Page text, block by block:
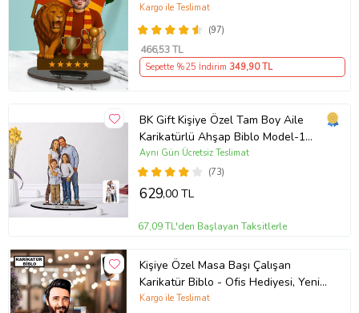
(97)
Kargo ile Teslimat
466,53 TL
Sepette %25 İndirim 349,90 TL
BK Gift Kişiye Özel Tam Boy Aile
Karikatürlü Ahşap Biblo Model-1
(Beyaz)
(73)
Aynı Gün Ücretsiz Teslimat
629,00 TL
67,09 TL'den Başlayan Taksitlerle
Kişiye Özel Masa Başı Çalışan
Karikatür Biblo - Ofis Hediyesi, Yeni
İş Hediyesi, Yöneticiye Özel Hediye
Kargo ile Teslimat